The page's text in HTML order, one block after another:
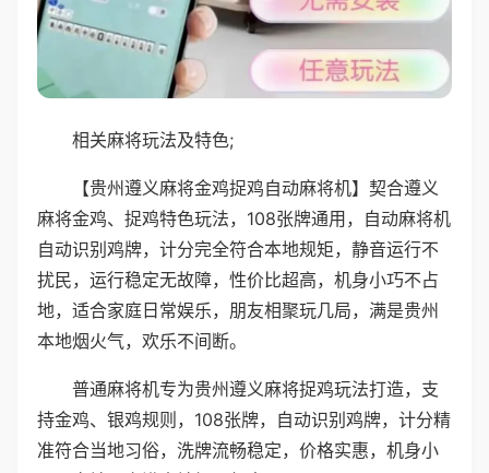
相关麻将玩法及特色;
【贵州遵义麻将金鸡捉鸡自动麻将机】契合遵义
麻将金鸡、捉鸡特色玩法，108张牌通用，自动麻将机
自动识别鸡牌，计分完全符合本地规矩，静音运行不
扰民，运行稳定无故障，性价比超高，机身小巧不占
地，适合家庭日常娱乐，朋友相聚玩几局，满是贵州
本地烟火气，欢乐不间断。
普通麻将机专为贵州遵义麻将捉鸡玩法打造，支
持金鸡、银鸡规则，108张牌，自动识别鸡牌，计分精
准符合当地习俗，洗牌流畅稳定，价格实惠，机身小